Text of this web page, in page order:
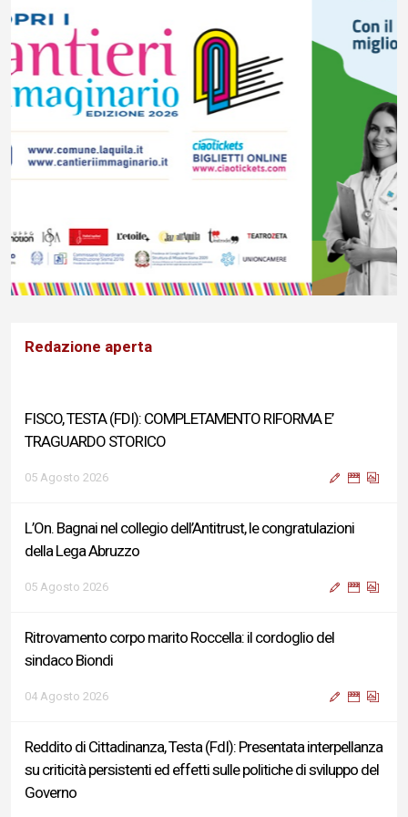
Redazione aperta
FISCO, TESTA (FDI): COMPLETAMENTO RIFORMA E’
TRAGUARDO STORICO
05 Agosto 2026
L’On. Bagnai nel collegio dell’Antitrust, le congratulazioni
della Lega Abruzzo
05 Agosto 2026
Ritrovamento corpo marito Roccella: il cordoglio del
sindaco Biondi
04 Agosto 2026
Reddito di Cittadinanza, Testa (FdI): Presentata interpellanza
su criticità persistenti ed effetti sulle politiche di sviluppo del
Governo